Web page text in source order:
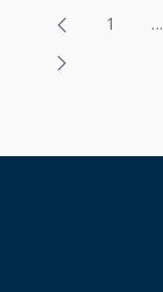
Página
1 ...
Página
Página